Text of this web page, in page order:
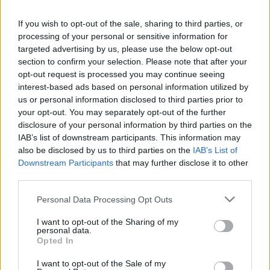
If you wish to opt-out of the sale, sharing to third parties, or
processing of your personal or sensitive information for
targeted advertising by us, please use the below opt-out
section to confirm your selection. Please note that after your
opt-out request is processed you may continue seeing
interest-based ads based on personal information utilized by
us or personal information disclosed to third parties prior to
your opt-out. You may separately opt-out of the further
disclosure of your personal information by third parties on the
IAB’s list of downstream participants. This information may
also be disclosed by us to third parties on the IAB’s List of
Downstream Participants that may further disclose it to other
Personal Data Processing Opt Outs
I want to opt-out of the Sharing of my
personal data.
Opted In
I want to opt-out of the Sale of my
περισσότεροι άνθρωποι επιλέγουν πιο υγιεινά λίπη
για λόγους υγείας. Η κατά κεφαλήν κατανάλωση
σε αυτές τις χώρες θα μπορούσε να αυξηθεί σε 1,2
κιλά έως το 2035, αν και από χαμηλά επίπεδα».
Οι εξαγωγές ελαιολάδου
Οι εκτιμήσεις της Ευρωπαϊκής Επιτροπής για τις
εξαγωγές ελαιολάδου έχουν ως εξής: «Την επόμενη
δεκαετία, οι καθαρές εξαγωγές ελαιολάδου από
την Ισπανία προβλέπεται να αυξηθούν κατά 5,1%,
και από την Πορτογαλία κατά 0,9%. Στην
αντικατοπτρίζει τόσο τη μείωση της κατανάλωσης
όσο και την αύξηση της παραγωγής.
Αντίθετα, άλλες χώρες της ΕΕ αναμένεται να δουν